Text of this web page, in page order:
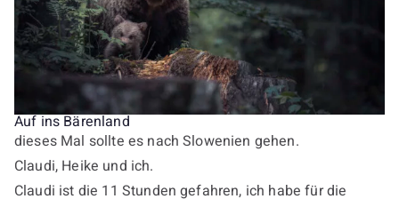
Auf ins Bärenland
dieses Mal sollte es nach Slowenien gehen.
Claudi, Heike und ich.
Claudi ist die 11 Stunden gefahren, ich habe für die